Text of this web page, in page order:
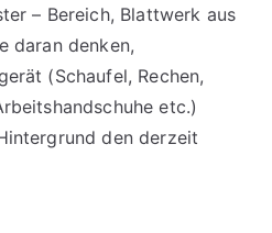
– Bereich, Blattwerk aus
daran denken,
(Schaufel, Rechen,
etc.)
den derzeit